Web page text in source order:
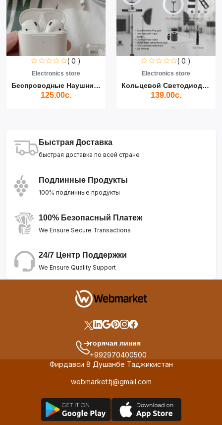
( 0 )
Electronics store
Беспроводные Наушники Air...
125.00с.
( 0 )
Electronics store
Кольцевой Светодиодный Св...
139.00с.
Быстрая Доставка
быстрая доставка по всей стране
Подлинные Продукты
100% подлинные продукты
100% Безопасный Платеж
We Ensure Secure Transactions
24/7 Центр Поддержки
We Ensure Quality Support
горячая линия
+992970400500
Фирдавси 8 Душанбе Таджикистан
webmarket.tj@gmail.com